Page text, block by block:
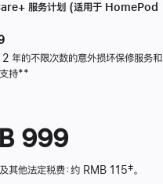
服务计划 (适用于 HomePod
年的不限次数的意外损坏保修服务和
持脚
**
999
其他法定税费：约 RMB 115‡。